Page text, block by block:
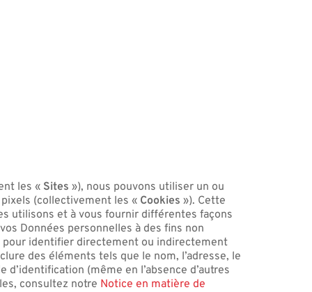
les « Sites »), nous pouvons utiliser un ou
(collectivement les « Cookies »). Cette
utilisons et à vous fournir différentes façons
Données personnelles à des fins non
identifier directement ou indirectement
des éléments tels que le nom, l’adresse, le
(même en l’absence d’autres
consultez notre Notice en matière de